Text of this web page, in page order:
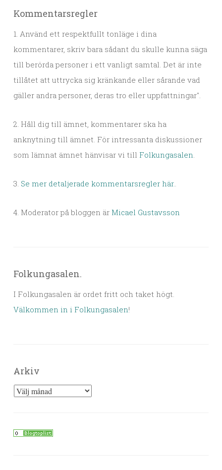
Kommentarsregler
1. Använd ett respektfullt tonläge i dina
kommentarer, skriv bara sådant du skulle kunna säga
till berörda personer i ett vanligt samtal. Det är inte
tillåtet att uttrycka sig kränkande eller sårande vad
gäller andra personer, deras tro eller uppfattningar".
2. Håll dig till ämnet, kommentarer ska ha
anknytning till ämnet. För intressanta diskussioner
som lämnat ämnet hänvisar vi till Folkungasalen.
3. Se mer detaljerade kommentarsregler här..
4. Moderator på bloggen är Micael Gustavsson
Folkungasalen.
I Folkungasalen är ordet fritt och taket högt.
Välkommen in i Folkungasalen!
Arkiv
Arkiv